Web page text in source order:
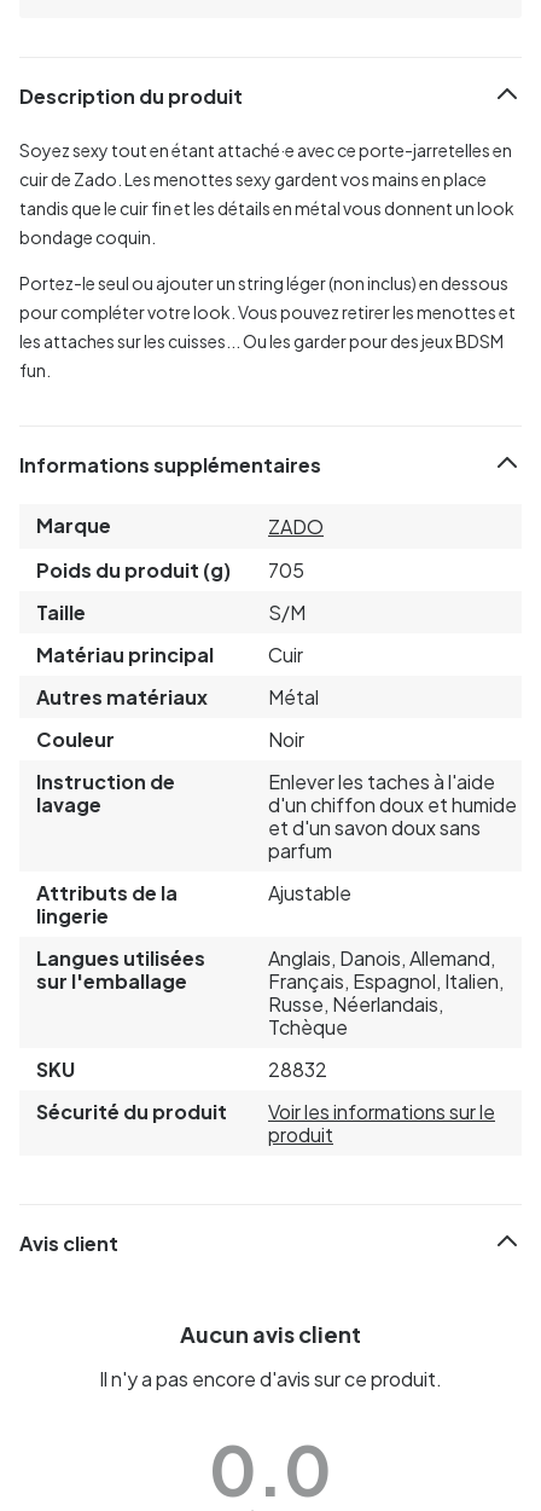
Description du produit
Soyez sexy tout en étant attaché·e avec ce porte-jarretelles en
cuir de Zado. Les menottes sexy gardent vos mains en place
tandis que le cuir fin et les détails en métal vous donnent un look
bondage coquin.
Portez-le seul ou ajouter un string léger (non inclus) en dessous
pour compléter votre look. Vous pouvez retirer les menottes et
les attaches sur les cuisses... Ou les garder pour des jeux BDSM
fun.
Informations supplémentaires
Marque
ZADO
Poids du produit (g)
705
Taille
S/M
Matériau principal
Cuir
Autres matériaux
Métal
Couleur
Noir
Instruction de
lavage
Enlever les taches à l'aide
d'un chiffon doux et humide
et d'un savon doux sans
parfum
Attributs de la
lingerie
Ajustable
Langues utilisées
sur l'emballage
Anglais, Danois, Allemand,
Français, Espagnol, Italien,
Russe, Néerlandais,
Tchèque
SKU
28832
Sécurité du produit
Voir les informations sur le
produit
Avis client
Aucun avis client
Il n'y a pas encore d'avis sur ce produit.
0.0